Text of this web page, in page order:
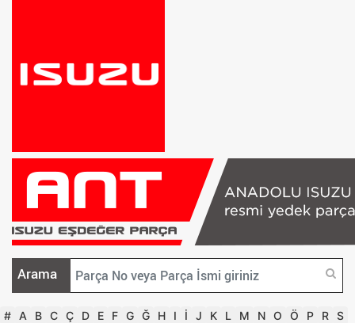
Arama
# A B C Ç D E F G Ğ H I İ J K L M N O Ö P R S